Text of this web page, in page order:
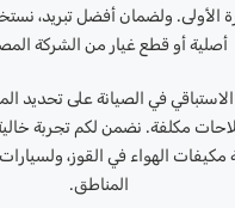
الأولى. ولضمان أفضل تبريد،
أصلية أو قطع غيار من الشركة
في الصيانة على تحديد
مكلفة. نضمن لكم تجربة
الهواء في القوز،
المناطق.